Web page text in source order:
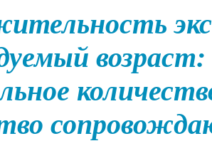
возраст: